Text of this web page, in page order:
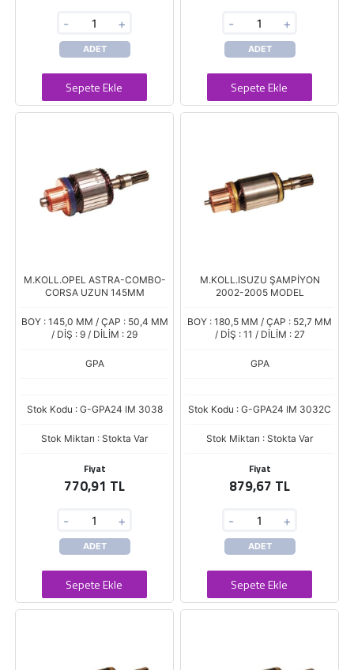
- +
ADET
Sepete Ekle
- +
ADET
Sepete Ekle
M.KOLL.OPEL ASTRA-COMBO-
CORSA UZUN 145MM
BOY : 145,0 MM / ÇAP : 50,4 MM
/ DİŞ : 9 / DİLİM : 29
GPA
Stok Kodu : G-GPA24 IM 3038
Stok Miktarı : Stokta Var
Fiyat
770,91 TL
- +
ADET
Sepete Ekle
M.KOLL.ISUZU ŞAMPİYON
2002-2005 MODEL
BOY : 180,5 MM / ÇAP : 52,7 MM
/ DİŞ : 11 / DİLİM : 27
GPA
Stok Kodu : G-GPA24 IM 3032C
Stok Miktarı : Stokta Var
Fiyat
879,67 TL
- +
ADET
Sepete Ekle